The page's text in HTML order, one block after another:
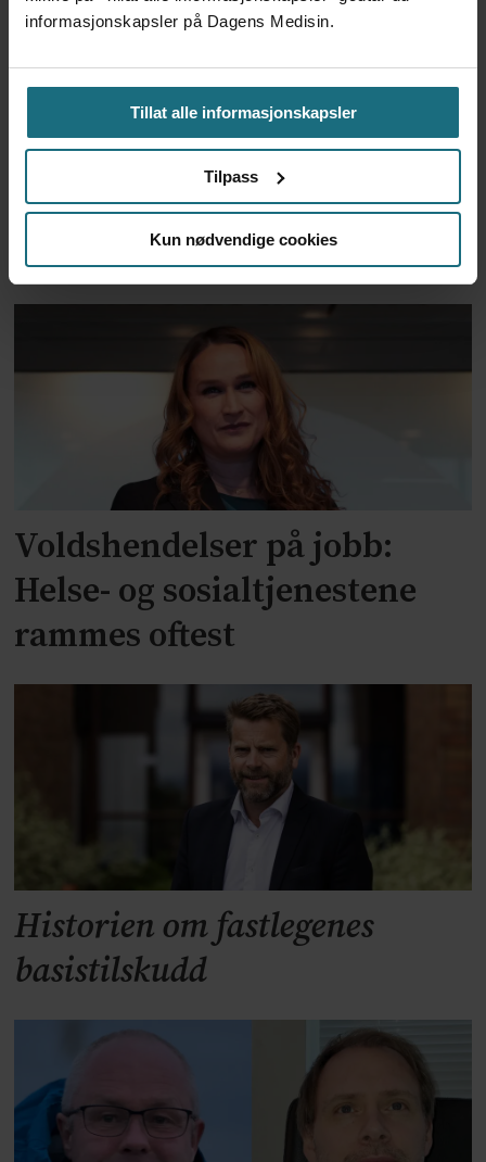
informasjonskapsler på Dagens Medisin.
Tillat alle informasjonskapsler
Tilpass
Kun nødvendige cookies
To år til utredning av
alternativkostnad skal være
klar
Voldshendelser på jobb:
Helse- og sosialtjenestene
rammes oftest
Historien om fastlegenes
basistilskudd